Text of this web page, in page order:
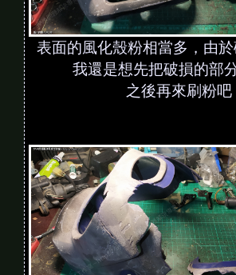
表面的風化殼粉相當多，由於
我還是想先把破損的部
之後再來刷粉吧